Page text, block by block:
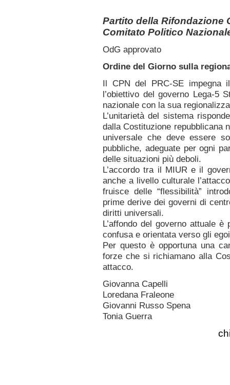
Partito della Rifondazione
Comitato Politico
OdG approvato
Ordine del Giorno sulla
Il CPN del PRC-SE impegna
l’obiettivo del governo Lega-5
nazionale con la sua
L’unitarietà del sistema
dalla Costituzione repubblicana
universale che deve essere
pubbliche, adeguate per ogni
delle situazioni più deboli.
L’accordo tra il MIUR e il
anche a livello culturale
fruisce delle “flessibilità”
prime derive dei governi di
diritti universali.
L’affondo del governo attuale
confusa e orientata verso gli
Per questo è opportuna una
forze che si richiamano alla
attacco.
Giovanna Capelli
Loredana Fraleone
Giovanni Russo Spena
Tonia Guerra